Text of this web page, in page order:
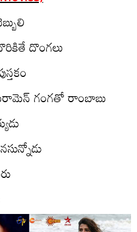
దొంగ‌లు
గంగ‌తో రాంబాబు